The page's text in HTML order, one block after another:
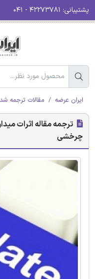
پشتیبانی:
ایران عرضه مقالات ترجمه
ترجمه مقاله اثرات
چرخشی